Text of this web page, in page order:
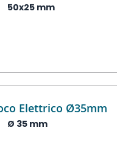
50x25 mm
Elettrico Ø35mm
Ø 35 mm